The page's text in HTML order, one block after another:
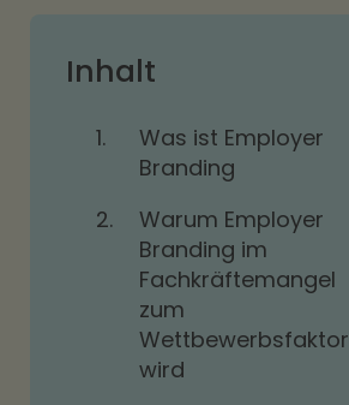
Inhalt
1.
Was ist Employer
Branding
2.
Warum Employer
Branding im
Fachkräftemangel
zum
Wettbewerbsfaktor
wird